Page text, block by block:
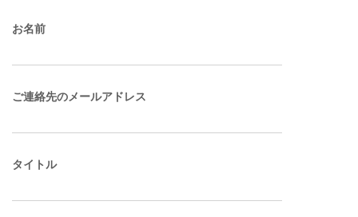
お名前
ご連絡先のメールアドレス
タイトル